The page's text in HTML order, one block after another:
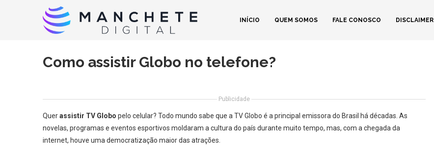
INÍCIO QUEM SOMOS FALE CONOSCO DISCLAIMER
Como assistir Globo no telefone?
Publicidade
Querassistir TV Globo pelo celular? Todo mundo sabe que a TV Globo é a principal emissora do Brasil há décadas. As
novelas, programas e eventos esportivos moldaram a cultura do país durante muito tempo, mas, com a chegada da
internet, houve uma democratização maior das atrações.